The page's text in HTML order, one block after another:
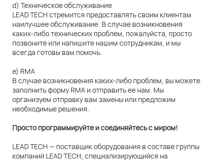
d) Техническое обслуживание
LEAD TECH стремится предоставлять своим клиентам
наилучшее обслуживание. В случае возникновения
каких-либо технических проблем, пожалуйста, просто
позвоните или напишите нашим сотрудникам, и мы
всегда готовы вам помочь.
e) RMA
В случае возникновения каких-либо проблем, вы можете
заполнить форму RMA и отправить ее нам. Мы
организуем отправку вам замены или предложим
необходимые решения.
Просто программируйте и соединяйтесь с миром!
LEAD TECH — поставщик оборудования в составе группы
компаний LEAD TECH, специализирующийся на